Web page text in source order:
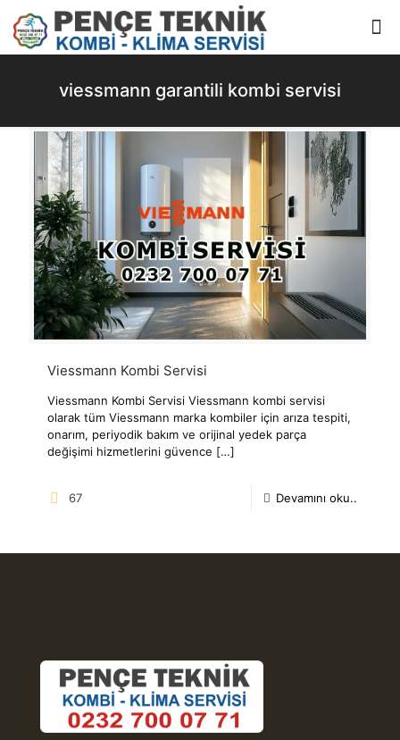
viessmann garantili kombi servisi
Viessmann Kombi Servisi
Viessmann Kombi Servisi Viessmann kombi servisi
olarak tüm Viessmann marka kombiler için arıza tespiti,
onarım, periyodik bakım ve orijinal yedek parça
değişimi hizmetlerini güvence […]
67 Devamını oku..